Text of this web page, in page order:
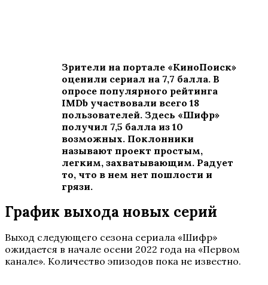
Зрители на портале «КиноПоиск»
оценили сериал на 7,7 балла. В
опросе популярного рейтинга
IMDb участвовали всего 18
пользователей. Здесь «Шифр»
получил 7,5 балла из 10
возможных. Поклонники
называют проект простым,
легким, захватывающим. Радует
то, что в нем нет пошлости и
грязи.
График выхода новых серий
Выход следующего сезона сериала «Шифр»
ожидается в начале осени 2022 года на «Первом
канале». Количество эпизодов пока не известно.